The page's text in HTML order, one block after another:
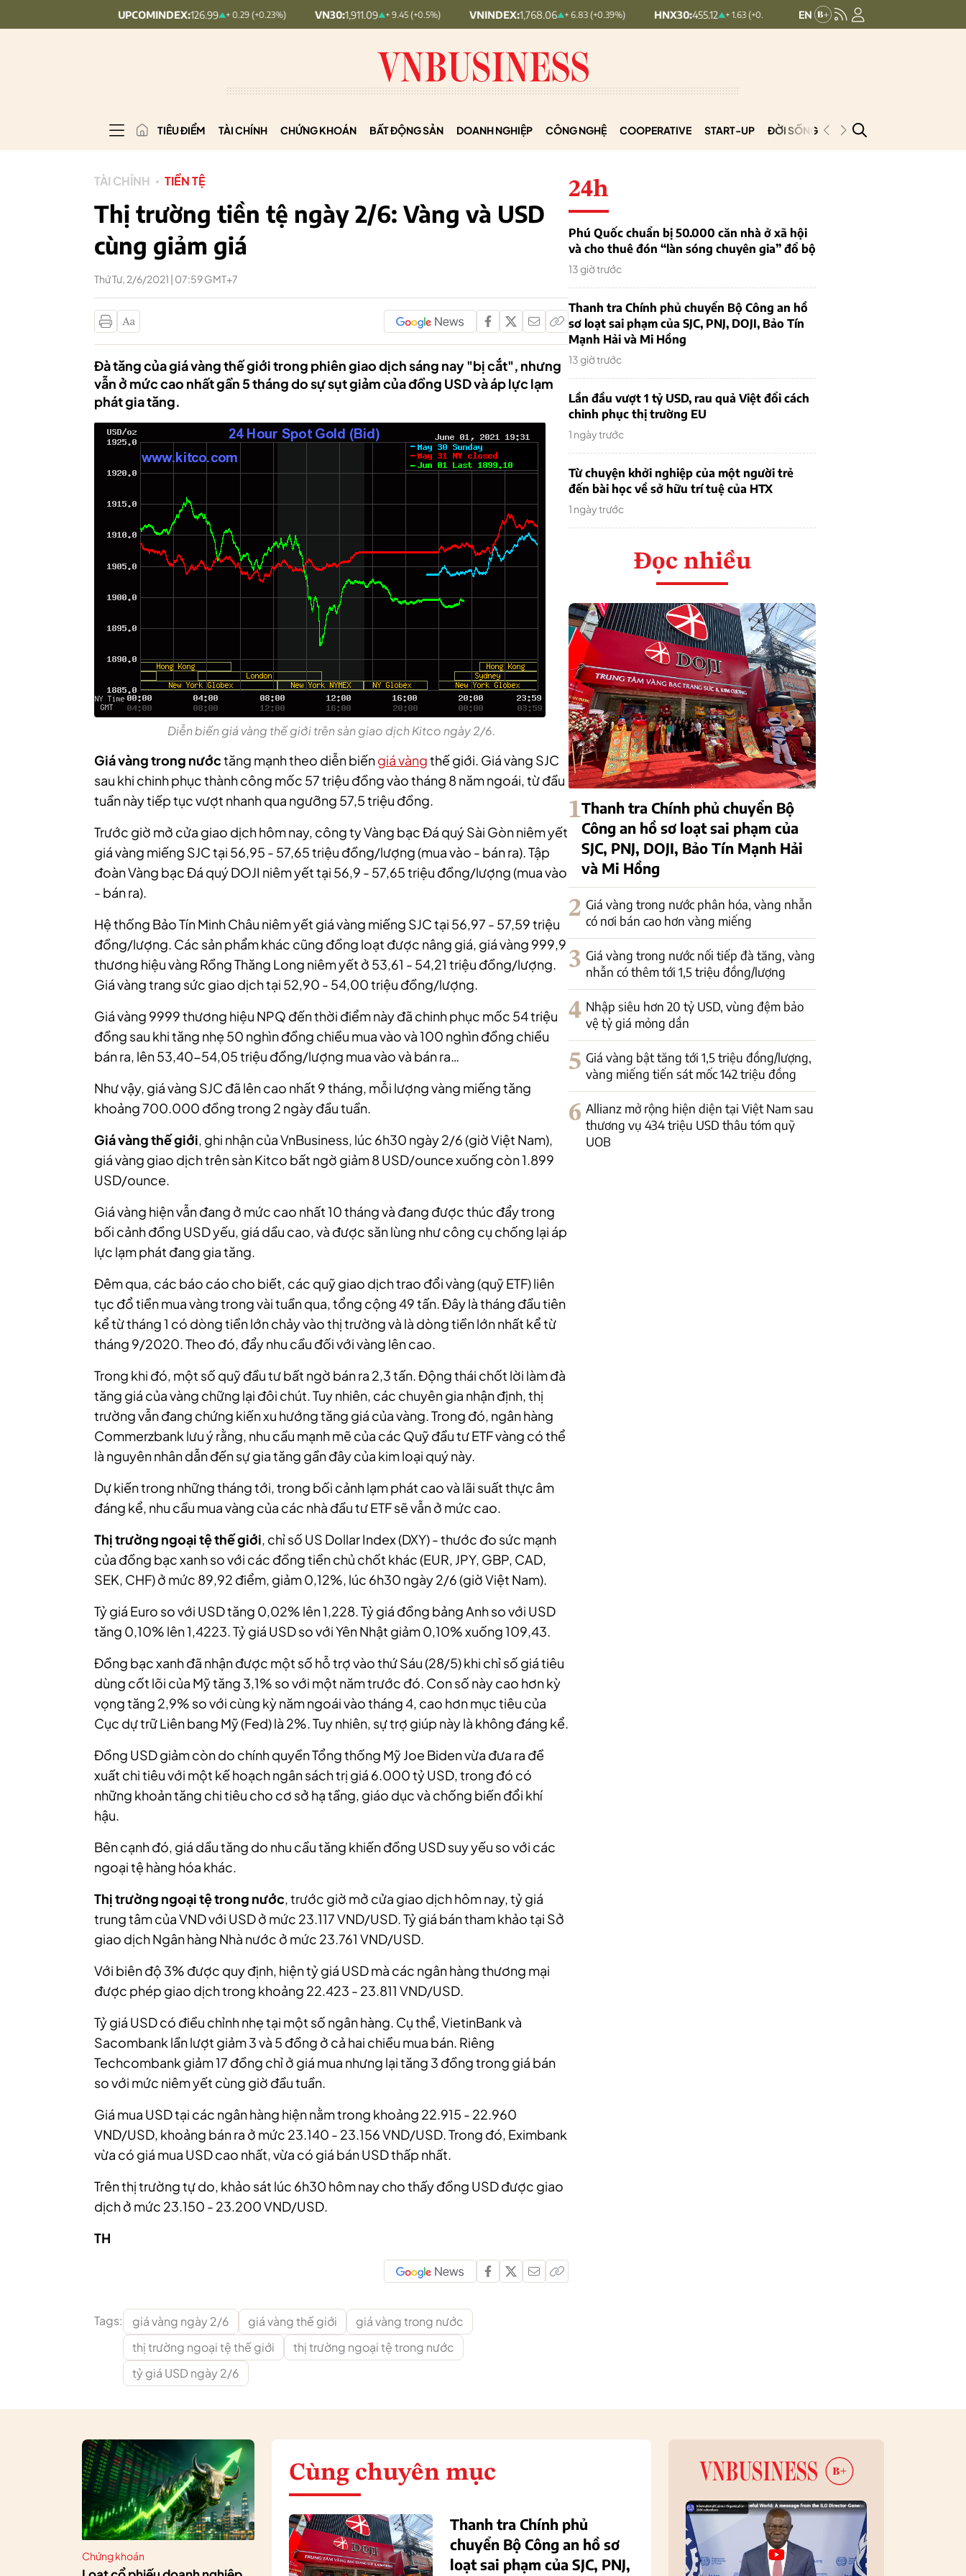
UPCOMINDEX:126.99 + 0.29 (+0.23%) VN30: 1,911.09 + 9.45 (+0.5%) VNINDEX: 1,768.06 + 6.83 (+0.39%) HNX30: 455.12 + 1.63 (+0.36%) HNXINDEX:293.44
TIÊU ĐIỂM TÀI CHÍNH CHỨNG KHOÁN BẤT ĐỘNG SẢN DOANH NGHIỆP CÔNG NGHỆ COOPERATIVE START-UP ĐỜI SỐNG PODCAST
TÀI CHÍNH TIỀN TỆ
Thị trường tiền tệ ngày 2/6: Vàng và USD
cùng giảm giá
Thứ Tư, 2/6/2021 | 07:59 GMT+7
Đà tăng của giá vàng thế giới trong phiên giao dịch sáng nay "bị cắt", nhưng
vẫn ở mức cao nhất gần 5 tháng do sự sụt giảm của đồng USD và áp lực lạm
phát gia tăng.
Diễn biến giá vàng thế giới trên sàn giao dịch Kitco ngày 2/6.
Giá vàng trong nướctăng mạnh theo diễn biếngiá vàngthế giới. Giá vàng SJC
sau khi chinh phục thành công mốc 57 triệu đồng vào tháng 8 năm ngoái, từ đầu
tuần này tiếp tục vượt nhanh qua ngưỡng 57,5 triệu đồng.
Trước giờ mở cửa giao dịch hôm nay, công ty Vàng bạc Đá quý Sài Gòn niêm yết
giá vàng miếng SJC tại 56,95 - 57,65 triệu đồng/lượng (mua vào - bán ra). Tập
đoàn Vàng bạc Đá quý DOJI niêm yết tại 56,9 - 57,65 triệu đồng/lượng (mua vào
- bán ra).
Hệ thống Bảo Tín Minh Châu niêm yết giá vàng miếng SJC tại 56,97 - 57,59 triệu
đồng/lượng. Các sản phẩm khác cũng đồng loạt được nâng giá, giá vàng 999,9
thương hiệu vàng Rồng Thăng Long niêm yết ở 53,61 - 54,21 triệu đồng/lượng.
Giá vàng trang sức giao dịch tại 52,90 - 54,00 triệu đồng/lượng.
Giá vàng 9999 thương hiệu NPQ đến thời điểm này đã chinh phục mốc 54 triệu
đồng sau khi tăng nhẹ 50 nghìn đồng chiều mua vào và 100 nghìn đồng chiều
bán ra, lên 53,40-54,05 triệu đồng/lượng mua vào và bán ra…
Như vậy, giá vàng SJC đã lên cao nhất 9 tháng, mỗi lượng vàng miếng tăng
khoảng 700.000 đồng trong 2 ngày đầu tuần.
Giá vàng thế giới, ghi nhận của VnBusiness, lúc 6h30 ngày 2/6 (giờ Việt Nam),
giá vàng giao dịch trên sàn Kitco bất ngờ giảm 8 USD/ounce xuống còn 1.899
USD/ounce.
Giá vàng hiện vẫn đang ở mức cao nhất 10 tháng và đang được thúc đẩy trong
bối cảnh đồng USD yếu, giá dầu cao, và được săn lùng như công cụ chống lại áp
lực lạm phát đang gia tăng.
Đêm qua, các báo cáo cho biết, các quỹ giao dịch trao đổi vàng (quỹ ETF) liên
tục đổ tiền mua vàng trong vài tuần qua, tổng cộng 49 tấn. Đây là tháng đầu tiên
kể từ tháng 1 có dòng tiền lớn chảy vào thị trường và là dòng tiền lớn nhất kể từ
tháng 9/2020.Theo đó, đẩy nhu cầu đối với vàng lên cao.
Trong khi đó, một số quỹ đầu tư bất ngờ bán ra 2,3 tấn. Động thái chốt lời làm đà
tăng giá của vàng chững lại đôi chút. Tuy nhiên, các chuyên gia nhận định, thị
trường vẫn đang chứng kiến xu hướng tăng giá của vàng. Trong đó, ngân hàng
Commerzbank lưu ý rằng, nhu cầu mạnh mẽ của các Quỹ đầu tư ETF vàng có thể
là nguyên nhân dẫn đến sự gia tăng gần đây của kim loại quý này.
Dự kiến trong những tháng tới, trong bối cảnh lạm phát cao và lãi suất thực âm
đáng kể, nhu cầu mua vàng của các nhà đầu tư ETF sẽ vẫn ở mức cao.
Thị trường ngoại tệ thế giới, chỉ số US Dollar Index (DXY) - thước đo sức mạnh
của đồng bạc xanh so với các đồng tiền chủ chốt khác (EUR, JPY, GBP, CAD,
SEK, CHF) ở mức 89,92 điểm, giảm 0,12%, lúc 6h30 ngày 2/6 (giờ Việt Nam).
Tỷ giá Euro so với USD tăng 0,02% lên 1,228. Tỷ giá đồng bảng Anh so với USD
tăng 0,10% lên 1,4223. Tỷ giá USD so với Yên Nhật giảm 0,10% xuống 109,43.
Đồng bạc xanh đã nhận được một số hỗ trợ vào thứ Sáu (28/5) khi chỉ số giá tiêu
dùng cốt lõi của Mỹ tăng 3,1% so với một năm trước đó. Con số này cao hơn kỳ
vọng tăng 2,9% so với cùng kỳ năm ngoái vào tháng 4, cao hơn mục tiêu của
Cục dự trữ Liên bang Mỹ (Fed) là 2%. Tuy nhiên, sự trợ giúp này là không đáng kể.
Đồng USD giảm còn do chính quyền Tổng thống Mỹ Joe Biden vừa đưa ra đề
xuất chi tiêu với một kế hoạch ngân sách trị giá 6.000 tỷ USD, trong đó có
những khoản tăng chi tiêu cho cơ sở hạ tầng, giáo dục và chống biến đổi khí
hậu.
Bên cạnh đó, giá dầu tăng do nhu cầu tăng khiến đồng USD suy yếu so với các
ngoại tệ hàng hóa khác.
Thị trường ngoại tệ trong nước, trước giờ mở cửa giao dịch hôm nay, tỷ giá
trung tâm của VND với USD ở mức 23.117 VND/USD. Tỷ giá bán tham khảo tại Sở
giao dịch Ngân hàng Nhà nước ở mức 23.761 VND/USD.
Với biên độ 3% được quy định, hiện tỷ giá USD mà các ngân hàng thương mại
được phép giao dịch trong khoảng 22.423 - 23.811 VND/USD.
Tỷ giá USD có điều chỉnh nhẹ tại một số ngân hàng. Cụ thể, VietinBank và
Sacombank lần lượt giảm 3 và 5 đồng ở cả hai chiều mua bán. Riêng
Techcombank giảm 17 đồng chỉ ở giá mua nhưng lại tăng 3 đồng trong giá bán
so với mức niêm yết cùng giờ đầu tuần.
Giá mua USD tại các ngân hàng hiện nằm trong khoảng 22.915 - 22.960
VND/USD, khoảng bán ra ở mức 23.140 - 23.156 VND/USD. Trong đó, Eximbank
vừa có giá mua USD cao nhất, vừa có giá bán USD thấp nhất.
Trên thị trường tự do, khảo sát lúc 6h30 hôm nay cho thấy đồng USD được giao
dịch ở mức 23.150 - 23.200 VND/USD.
TH
Tags: giá vàng ngày 2/6 giá vàng thế giới
giá vàng trong nước
thị trường ngoại tệ thế giới
thị trường ngoại tệ trong nước
tỷ giá USD ngày 2/6
24h
Phú Quốc chuẩn bị 50.000 căn nhà ở xã hội
và cho thuê đón “làn sóng chuyên gia” đổ bộ
13 giờ trước
Thanh tra Chính phủ chuyển Bộ Công an hồ
sơ loạt sai phạm của SJC, PNJ, DOJI, Bảo Tín
Mạnh Hải và Mi Hồng
13 giờ trước
Lần đầu vượt 1 tỷ USD, rau quả Việt đổi cách
chinh phục thị trường EU
1 ngày trước
Từ chuyện khởi nghiệp của một người trẻ
đến bài học về sở hữu trí tuệ của HTX
1 ngày trước
Đọc nhiều
1Thanh tra Chính phủ chuyển Bộ
Công an hồ sơ loạt sai phạm của
SJC, PNJ, DOJI, Bảo Tín Mạnh Hải
và Mi Hồng
2 Giá vàng trong nước phân hóa, vàng nhẫn
có nơi bán cao hơn vàng miếng
3 Giá vàng trong nước nối tiếp đà tăng, vàng
nhẫn có thêm tới 1,5 triệu đồng/lượng
4 Nhập siêu hơn 20 tỷ USD, vùng đệm bảo
vệ tỷ giá mỏng dần
5 Giá vàng bật tăng tới 1,5 triệu đồng/lượng,
vàng miếng tiến sát mốc 142 triệu đồng
6 Allianz mở rộng hiện diện tại Việt Nam sau
thương vụ 434 triệu USD thâu tóm quỹ
UOB
Chứng khoán
Cùng chuyên mục
Thanh tra Chính phủ
chuyển Bộ Công an hồ sơ
loạt sai phạm của SJC, PNJ,